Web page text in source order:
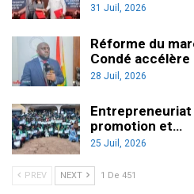
31 Juil, 2026
Réforme du
Condé accélère
28 Juil, 2026
Entrepreneuriat
promotion et…
25 Juil, 2026
PREV NEXT 1 De 451